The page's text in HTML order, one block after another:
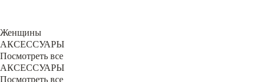
Женщины
АКСЕССУАРЫ
Посмотреть все
АКСЕССУАРЫ
Посмотреть все